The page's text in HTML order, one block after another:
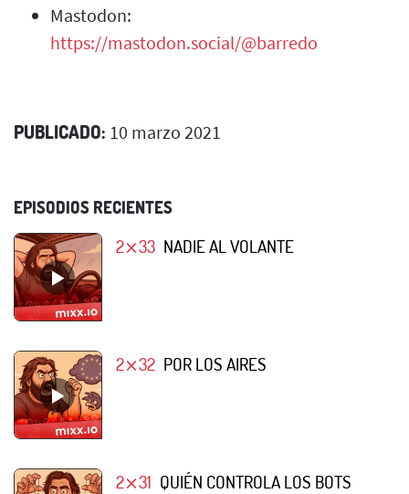
Mastodon:
https://mastodon.social/@barredo
PUBLICADO: 10 marzo 2021
EPISODIOS RECIENTES
2⨯33 NADIE AL VOLANTE
2⨯32 POR LOS AIRES
2⨯31 QUIÉN CONTROLA LOS BOTS